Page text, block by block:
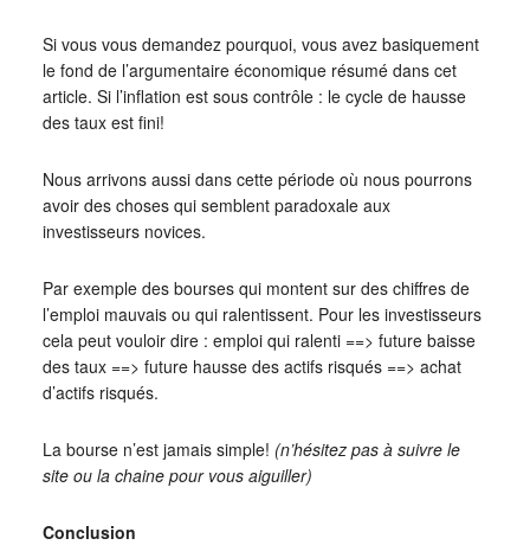
Si vous vous demandez pourquoi, vous avez basiquement
le fond de l’argumentaire économique résumé dans cet
article. Si l’inflation est sous contrôle : le cycle de hausse
des taux est fini!
Nous arrivons aussi dans cette période où nous pourrons
avoir des choses qui semblent paradoxale aux
investisseurs novices.
Par exemple des bourses qui montent sur des chiffres de
l’emploi mauvais ou qui ralentissent. Pour les investisseurs
cela peut vouloir dire : emploi qui ralenti ==> future baisse
des taux ==> future hausse des actifs risqués ==> achat
d’actifs risqués.
La bourse n’est jamais simple! (n’hésitez pas à suivre le
site ou la chaine pour vous aiguiller)
Conclusion